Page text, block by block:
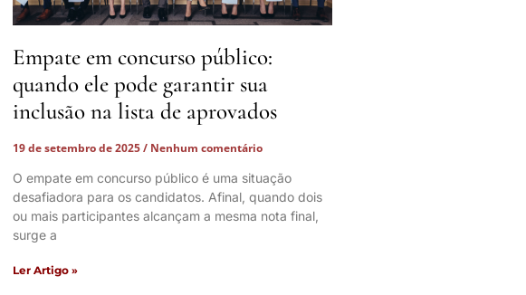
Empate em concurso público:
quando ele pode garantir sua
inclusão na lista de aprovados
19 de setembro de 2025 Nenhum comentário
O empate em concurso público é uma situação
desafiadora para os candidatos. Afinal, quando dois
ou mais participantes alcançam a mesma nota final,
surge a
Ler Artigo »